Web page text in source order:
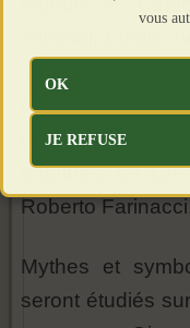
dansDiorama
entre 1934 et
quotidien de
Roberto
Mythes et
seront étudiés
vous
OK
JE REFUSE